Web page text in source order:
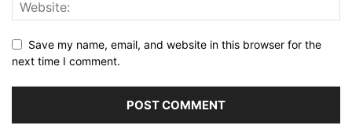
Save my name, email, and website in this browser for the
next time I comment.